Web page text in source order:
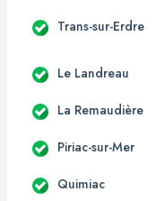
Trans-sur-Erdre
Le Landreau
La Remaudière
Piriac-sur-Mer
Quimiac